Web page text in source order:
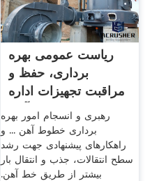
ریاست عمومی بهره
برداری، حفظ و
مراقبت تجهیزات اداره
رهبری و انسجام امور بهره
برداری خطوط آهن ... و
راهکارهای پیشنهادی جهت رشد
سطح انتقالات، جذب و انتقال بار
بیشتر از طریق خط آهن.